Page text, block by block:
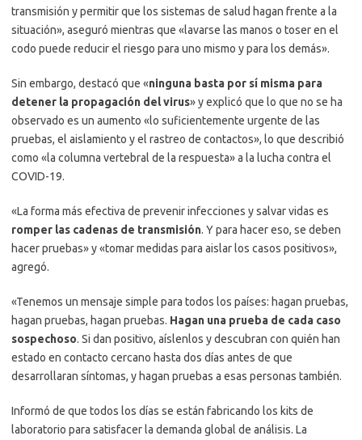
transmisión y permitir que los sistemas de salud hagan frente a la
situación», aseguró mientras que «lavarse las manos o toser en el
codo puede reducir el riesgo para uno mismo y para los demás».
Sin embargo, destacó que «ninguna basta por sí misma para
detener la propagación del virus» y explicó que lo que no se ha
observado es un aumento «lo suficientemente urgente de las
pruebas, el aislamiento y el rastreo de contactos», lo que describió
como «la columna vertebral de la respuesta» a la lucha contra el
COVID-19.
«La forma más efectiva de prevenir infecciones y salvar vidas es
romper las cadenas de transmisión. Y para hacer eso, se deben
hacer pruebas» y «tomar medidas para aislar los casos positivos»,
agregó.
«Tenemos un mensaje simple para todos los países: hagan pruebas,
hagan pruebas, hagan pruebas. Hagan una prueba de cada caso
sospechoso. Si dan positivo, aíslenlos y descubran con quién han
estado en contacto cercano hasta dos días antes de que
desarrollaran síntomas, y hagan pruebas a esas personas también.
Informó de que todos los días se están fabricando los kits de
laboratorio para satisfacer la demanda global de análisis. La